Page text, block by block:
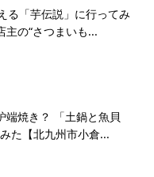
る「芋伝説」に行ってみ
の“さつまいも...
端焼き？ 「土鍋と魚貝
た【北九州市小倉...